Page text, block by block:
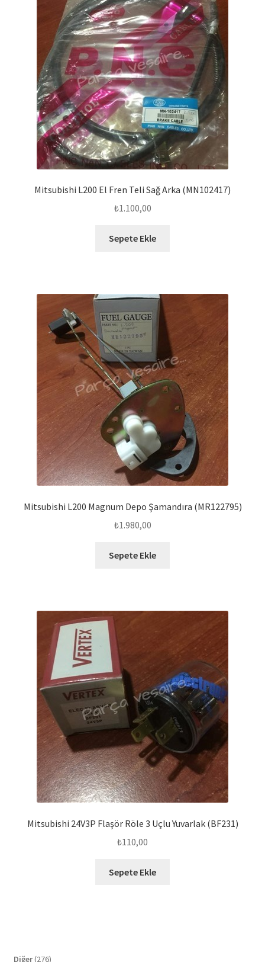
Mitsubishi L200 El Fren Teli Sağ Arka (MN102417)
₺1.100,00
Sepete Ekle
Mitsubishi L200 Magnum Depo Şamandıra (MR122795)
₺1.980,00
Sepete Ekle
Mitsubishi 24V3P Flaşör Röle 3 Uçlu Yuvarlak (BF231)
₺110,00
Sepete Ekle
Diğer 276276